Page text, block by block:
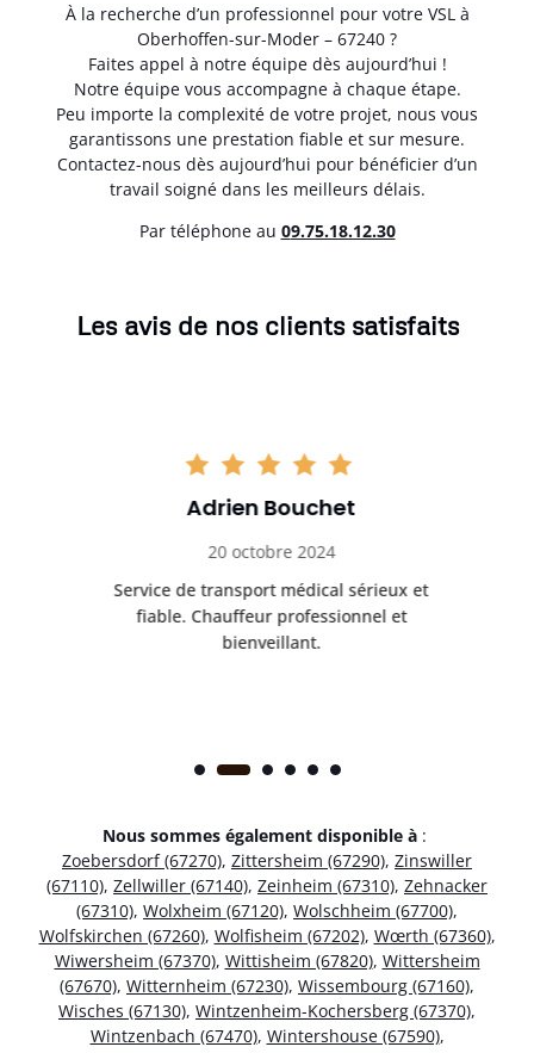
À la recherche d’un professionnel pour votre VSL à
Oberhoffen-sur-Moder – 67240 ?
Faites appel à notre équipe dès aujourd’hui !
Notre équipe vous accompagne à chaque étape.
Peu importe la complexité de votre projet, nous vous
garantissons une prestation fiable et sur mesure.
Contactez-nous dès aujourd’hui pour bénéficier d’un
travail soigné dans les meilleurs délais.
Par téléphone au 09.75.18.12.30
Les avis de nos clients satisfaits
Adrien Bouchet
20 octobre 2024
Service de transport médical sérieux et
fiable. Chauffeur professionnel et
bienveillant.
Nous sommes également disponible à :
Zoebersdorf (67270), Zittersheim (67290), Zinswiller
(67110), Zellwiller (67140), Zeinheim (67310), Zehnacker
(67310), Wolxheim (67120), Wolschheim (67700),
Wolfskirchen (67260), Wolfisheim (67202), Wœrth (67360),
Wiwersheim (67370), Wittisheim (67820), Wittersheim
(67670), Witternheim (67230), Wissembourg (67160),
Wisches (67130), Wintzenheim-Kochersberg (67370),
Wintzenbach (67470), Wintershouse (67590),